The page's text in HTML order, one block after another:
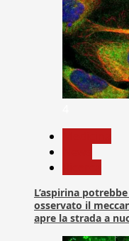
L’aspirina
osservato il
apre la strada a